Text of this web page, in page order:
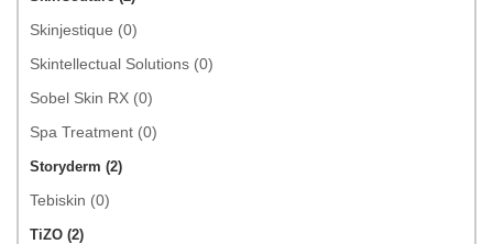
Skinjestique (0)
Skintellectual Solutions (0)
Sobel Skin RX (0)
Spa Treatment (0)
Storyderm (2)
Tebiskin (0)
TiZO (2)